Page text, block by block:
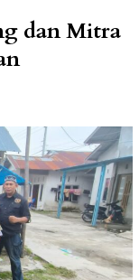
dan Mitra